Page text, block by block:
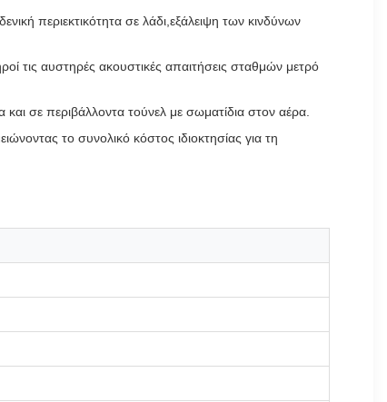
περιεκτικότητα σε λάδι,εξάλειψη των κινδύνων
τις αυστηρές ακουστικές απαιτήσεις σταθμών μετρό
σε περιβάλλοντα τούνελ με σωματίδια στον αέρα.
το συνολικό κόστος ιδιοκτησίας για τη